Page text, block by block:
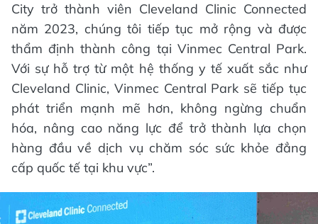
City trở thành viên Cleveland Clinic Connected
năm 2023, chúng tôi tiếp tục mở rộng và được
thẩm định thành công tại Vinmec Central Park.
Với sự hỗ trợ từ một hệ thống y tế xuất sắc như
Cleveland Clinic, Vinmec Central Park sẽ tiếp tục
phát triển mạnh mẽ hơn, không ngừng chuẩn
hóa, nâng cao năng lực để trở thành lựa chọn
hàng đầu về dịch vụ chăm sóc sức khỏe đẳng
cấp quốc tế tại khu vực”.